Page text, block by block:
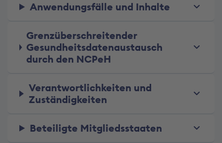
Anwendungsfälle und Inhalte
Grenzüberschreitender
Gesundheitsdatenaustausch
durch den NCPeH
Verantwortlichkeiten und
Zuständigkeiten
Beteiligte Mitgliedsstaaten